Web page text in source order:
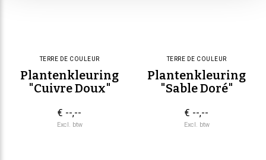
TERRE DE COULEUR
Plantenkleuring
"Cuivre Doux"
€ --,--
Excl. btw
TERRE DE COULEUR
Plantenkleuring
"Sable Doré"
€ --,--
Excl. btw